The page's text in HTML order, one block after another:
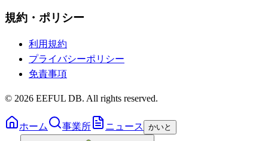
規約・ポリシー
利用規約
プライバシーポリシー
免責事項
© 2026 EEFUL DB. All rights reserved.
ホーム 事業所 ニュース かいと